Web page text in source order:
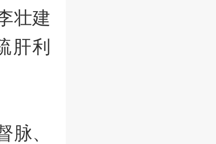
壮建
肝利
脉、